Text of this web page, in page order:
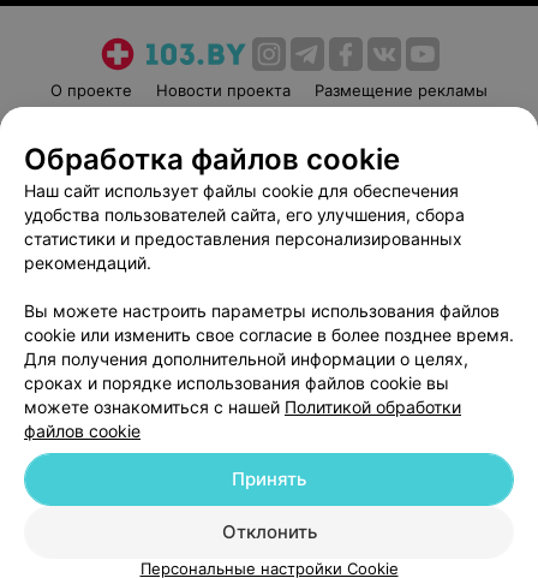
О проекте Новости проекта
Размещение рекламы
Пользовательское соглашение
Способы оплаты
Вакансии
Партнеры
Написать руководителю 103.by
Обработка персональных данных
© 2026 ООО «Артокс Лаб», УНП 191700409
| 220012, Республика Беларусь,
Служба поддержки +375 291212755
Обработка файлов cookie
Наш сайт использует файлы cookie для обеспечения
удобства пользователей сайта, его улучшения, сбора
статистики и предоставления персонализированных
рекомендаций.
Вы можете настроить параметры использования файлов
cookie или изменить свое согласие в более позднее время.
Для получения дополнительной информации о целях,
сроках и порядке использования файлов cookie вы
можете ознакомиться с нашей Политикой обработки
файлов cookie
Отклонить
Принять
Персональные настройки Cookie